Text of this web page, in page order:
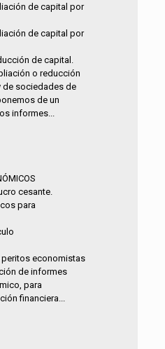
de capital por
de capital por
de capital.
o reducción
de sociedades de
de un
informes...
cesante.
para
economistas
de informes
para
financiera...